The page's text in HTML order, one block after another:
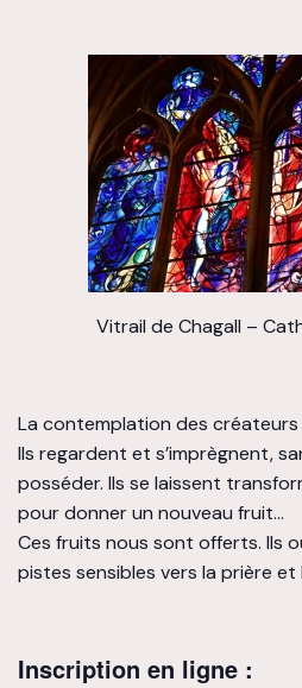
Vitrail de Chagall –
La contemplation des
Ils regardent et s’imprègnent,
posséder. Ils se laissent
pour donner un nouveau fruit…
Ces fruits nous sont offerts. Ils
pistes sensibles vers la prière
Inscription en ligne :